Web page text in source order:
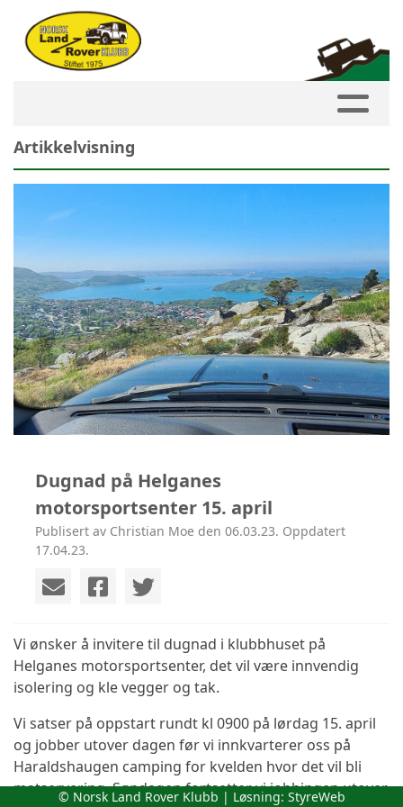
Artikkelvisning
Dugnad på Helganes
motorsportsenter 15. april
Publisert av Christian Moe den 06.03.23. Oppdatert
17.04.23.
Vi ønsker å invitere til dugnad i klubbhuset på
Helganes motorsportsenter, det vil være innvendig
isolering og kle vegger og tak.
Vi satser på oppstart rundt kl 0900 på lørdag 15. april
og jobber utover dagen før vi innkvarterer oss på
Haraldshaugen camping for kvelden hvor det vil bli
matservering. Søndagen fortsetter vi jobbingen utover
© Norsk Land Rover Klubb | Løsning: StyreWeb